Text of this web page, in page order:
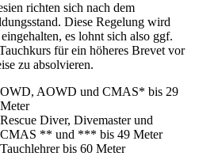
richten sich nach dem
Diese Regelung wird
es lohnt sich also ggf.
für ein höheres Brevet vor
zu absolvieren.
OWD, AOWD und CMAS* bis 29
Meter
Rescue Diver, Divemaster und
CMAS ** und *** bis 49 Meter
Tauchlehrer bis 60 Meter